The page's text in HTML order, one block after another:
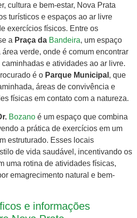
cultura e bem-estar, Nova Prata
turísticos e espaços ao ar livre
exercícios físicos. Entre os
a Praça da Bandeira, um espaço
verde, onde é comum encontrar
e atividades ao ar livre.
é o Parque Municipal , que
áreas de convivência e
físicas em contato com a natureza.
Bozano é um espaço que combina
a prática de exercícios em um
estruturado. Esses locais
de vida saudável, incentivando os
uma rotina de atividades físicas,
emagrecimento natural e bem-
e informações